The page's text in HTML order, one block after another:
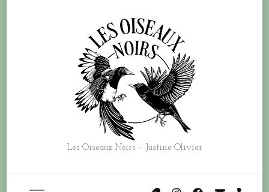
Les Oiseaux Noirs – Justine Olivier